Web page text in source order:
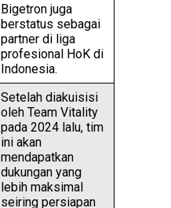
Bigetron juga
berstatus sebagai
partner di liga
profesional HoK di
Indonesia.
Setelah diakuisisi
oleh Team Vitality
pada 2024 lalu, tim
ini akan
mendapatkan
dukungan yang
lebih maksimal
seiring persiapan